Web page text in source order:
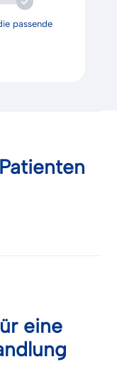
passende
eine